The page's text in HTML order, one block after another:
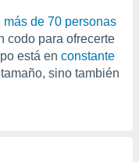
de 70 personas
codo para ofrecerte
está en constante
sino también